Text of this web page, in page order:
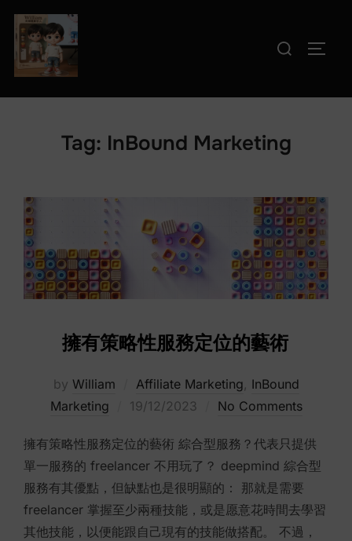
Skip
content
Search
Tag: InBound Marketing
擁有策略性服務定位的藝術
by William Affiliate Marketing, InBound
Marketing
Posted
19/12/2023 No Comments
擁有策略性服務定位的藝術 綜合型服務？代表只提供
單一服務的 freelancer 不用玩了？ deepmind 綜合型
服務有其優點，但缺點也是很明顯的： 那就是需要
freelancer 掌握至少兩種技能，或是愿意花時間去學習
其他技能，以便能跟自己現有的技能做搭配。 不過，